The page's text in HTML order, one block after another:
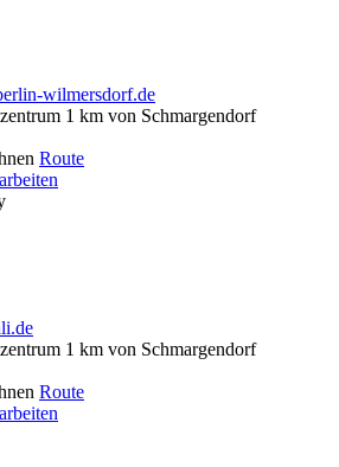
wilmersdorf.de
1 km von Schmargendorf
Route
1 km von Schmargendorf
Route